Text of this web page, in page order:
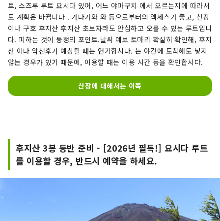
트, 스즈루 루트 요시다 있어, 어느 야마구치 에서 오르는지에 따라서
도 계획은 바뀝니다 . 가나가와 와 등으로부터의 액세스가 좋고, 산장
이나 구호 후지산 후지산 초보자라도 안심하고 오를 수 있는 루트입니
다. 피하는 것이 등정의 포인트.날씨 예보 토마리 확실히 확인해, 후지
산 이나 악천후가 예상될 때는 연기합시다. 는 야간에 도착해도 넣지
않는 경우가 있기 때문에, 이용할 때는 이용 시간 등을 확인합시다.
산장에 대해서는 이쪽
후지산 3봉 등반 준비 - [2026년 필독!] 요시다 루트
를 이용할 경우, 반드시 예약을 하세요.